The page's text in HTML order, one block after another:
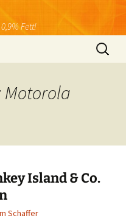
Fett!
Suchen
nach:
Motorola
Island & Co.
Schaffer